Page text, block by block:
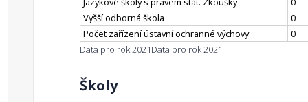
Vyšší odborná škola
0
Počet zařízení ústavní ochranné výchovy
0
Data pro rok 2021Data pro rok 2021
Školy